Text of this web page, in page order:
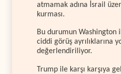
atmamak adına İsrail
kurması.
Bu durumun Washington
ciddi görüş ayrılıklarına
değerlendiriliyor.
Trump ile karşı karşıya